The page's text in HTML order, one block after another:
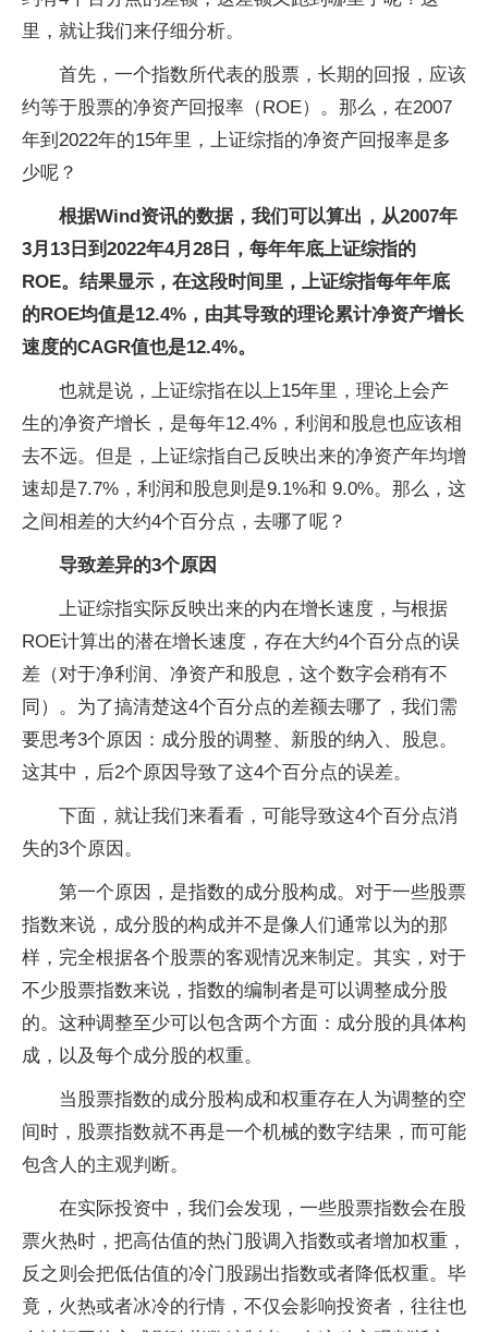
里，就让我们来仔细分析。
首先，一个指数所代表的股票，长期的回报，应该
约等于股票的净资产回报率（ROE）。那么，在2007
年到2022年的15年里，上证综指的净资产回报率是多
少呢？
根据Wind资讯的数据，我们可以算出，从2007年
3月13日到2022年4月28日，每年年底上证综指的
ROE。结果显示，在这段时间里，上证综指每年年底
的ROE均值是12.4%，由其导致的理论累计净资产增长
速度的CAGR值也是12.4%。
也就是说，上证综指在以上15年里，理论上会产
生的净资产增长，是每年12.4%，利润和股息也应该相
去不远。但是，上证综指自己反映出来的净资产年均增
速却是7.7%，利润和股息则是9.1%和 9.0%。那么，这
之间相差的大约4个百分点，去哪了呢？
导致差异的3个原因
上证综指实际反映出来的内在增长速度，与根据
ROE计算出的潜在增长速度，存在大约4个百分点的误
差（对于净利润、净资产和股息，这个数字会稍有不
同）。为了搞清楚这4个百分点的差额去哪了，我们需
要思考3个原因：成分股的调整、新股的纳入、股息。
这其中，后2个原因导致了这4个百分点的误差。
下面，就让我们来看看，可能导致这4个百分点消
失的3个原因。
第一个原因，是指数的成分股构成。对于一些股票
指数来说，成分股的构成并不是像人们通常以为的那
样，完全根据各个股票的客观情况来制定。其实，对于
不少股票指数来说，指数的编制者是可以调整成分股
的。这种调整至少可以包含两个方面：成分股的具体构
成，以及每个成分股的权重。
当股票指数的成分股构成和权重存在人为调整的空
间时，股票指数就不再是一个机械的数字结果，而可能
包含人的主观判断。
在实际投资中，我们会发现，一些股票指数会在股
票火热时，把高估值的热门股调入指数或者增加权重，
反之则会把低估值的冷门股踢出指数或者降低权重。毕
竟，火热或者冰冷的行情，不仅会影响投资者，往往也